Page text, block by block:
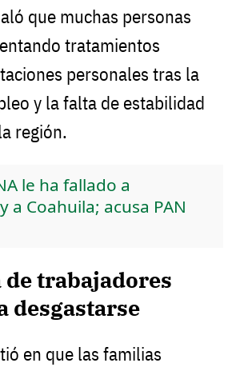
que muchas personas
tratamientos
personales tras la
y la falta de estabilidad
región.
le ha fallado a
a Coahuila; acusa PAN
de trabajadores
desgastarse
en que las familias